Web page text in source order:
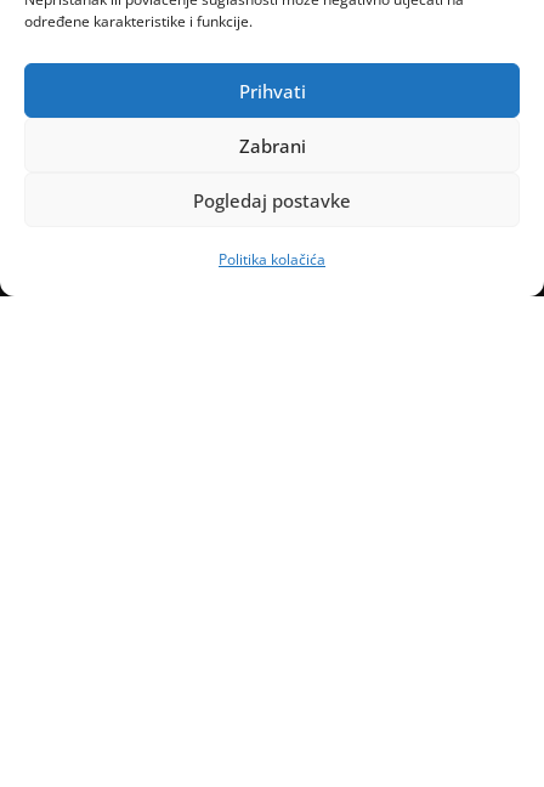
određene karakteristike i funkcije.
Prihvati
Zabrani
Pogledaj postavke
Politika kolačića